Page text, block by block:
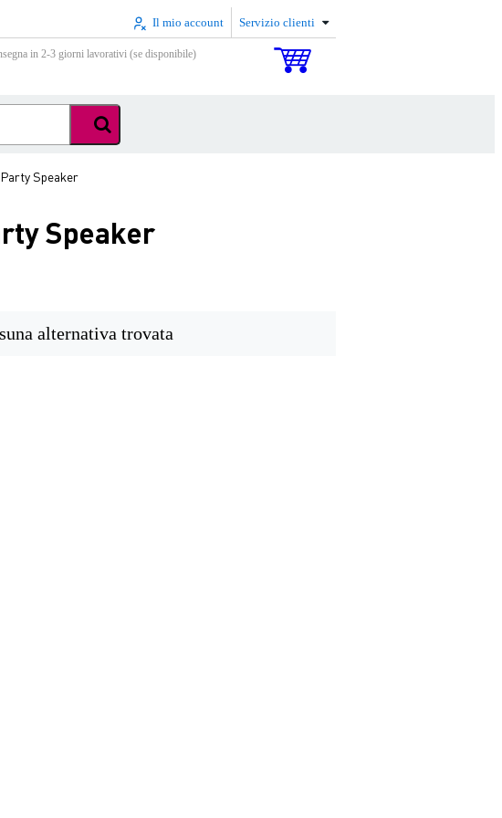
Il mio account Servizio clienti
in 2-3 giorni lavorativi (se disponibile)
Speaker
Speaker
alternativa trovata